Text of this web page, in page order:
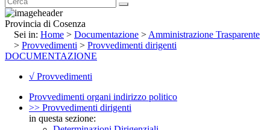
Provincia di Cosenza
Sei in: Home > Documentazione > Amministrazione Trasparente
> Provvedimenti > Provvedimenti dirigenti
DOCUMENTAZIONE
√ Provvedimenti
Provvedimenti organi indirizzo politico
>> Provvedimenti dirigenti
in questa sezione: